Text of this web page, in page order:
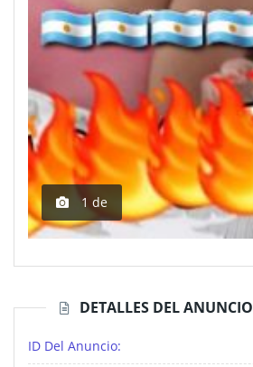
1 de
DETALLES DEL ANUNCIO
ID Del Anuncio: